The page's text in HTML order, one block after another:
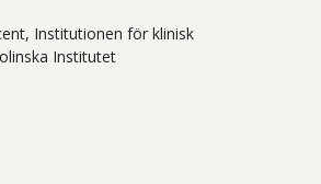
Institutionen för klinisk
Institutet